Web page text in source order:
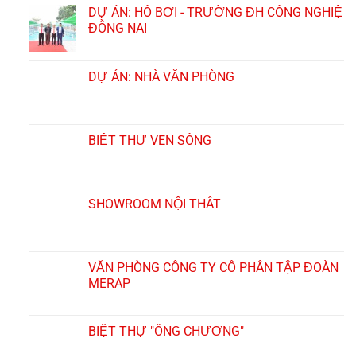
DỰ ÁN: HỒ BƠI - TRƯỜNG ĐH CÔNG NGHIỆ
ĐỒNG NAI
DỰ ÁN: NHÀ VĂN PHÒNG
BIỆT THỰ VEN SÔNG
SHOWROOM NỘI THẤT
VĂN PHÒNG CÔNG TY CỔ PHẦN TẬP ĐOÀN
MERAP
BIỆT THỰ "ÔNG CHƯƠNG"